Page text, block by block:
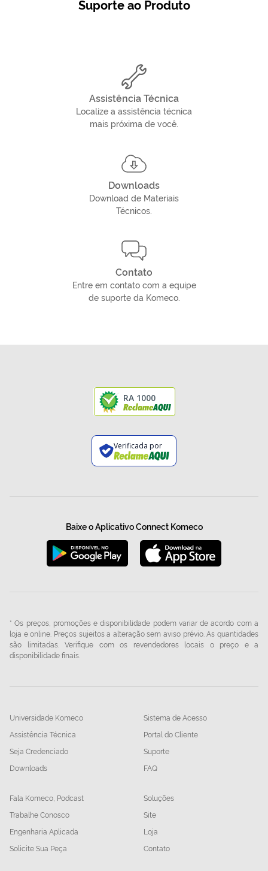
Suporte ao Produto
Assistência Técnica
Localize a assistência técnica
mais próxima de você.
Downloads
Download de Materiais
Técnicos.
Contato
Entre em contato com a equipe
de suporte da Komeco.
RA 1000
Verificada por
Baixe o Aplicativo Connect Komeco
* Os preços, promoções e disponibilidade podem variar de acordo com a
loja e online. Preços sujeitos a alteração sem aviso prévio. As quantidades
são limitadas. Verifique com os revendedores locais o preço e a
disponibilidade finais.
Universidade Komeco
Assistência Técnica
Seja Credenciado
Downloads
Sistema de Acesso
Portal do Cliente
Suporte
FAQ
Fala Komeco, Podcast
Trabalhe Conosco
Engenharia Aplicada
Solicite Sua Peça
Soluções
Site
Loja
Contato